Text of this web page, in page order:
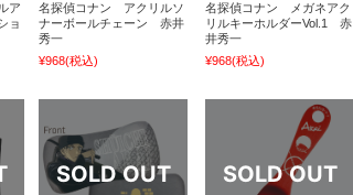
ア
ョ
名探偵コナン アクリルソ
ナーボールチェーン 赤井
秀一
¥968(税込)
名探偵コナン メガネアク
リルキーホルダーVol.1 赤
井秀一
¥968(税込)